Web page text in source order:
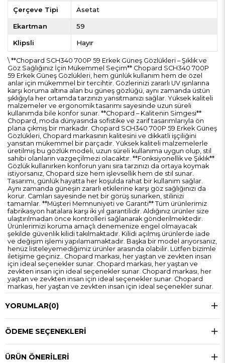
Çerçeve Tipi Asetat
Ekartman 59
Klipsli Hayır
\ **Chopard SCH340 700P 59 Erkek Güneş Gözlükleri – Şıklık ve
Göz Sağlığınız İçin Mükemmel Seçim** Chopard SCH340 700P
59 Erkek Güneş Gözlükleri, hem günlük kullanım hem de özel
anlar için mükemmel bir tercihtir. Gözlerinizi zararlı UV ışınlarına
karşı koruma altına alan bu güneş gözlüğü, aynı zamanda üstün
şıklığıyla her ortamda tarzınızı yansıtmanızı sağlar. Yüksek kaliteli
malzemeler ve ergonomik tasarımı sayesinde uzun süreli
kullanımda bile konfor sunar. **Chopard – Kalitenin Simgesi**
Chopard, moda dünyasında sofistike ve zarif tasarımlarıyla ön
plana çıkmış bir markadır. Chopard SCH340 700P 59 Erkek Güneş
Gözlükleri, Chopard markasının kalitesini ve dikkatli işçiliğini
yansıtan mükemmel bir parçadır. Yüksek kaliteli malzemelerle
üretilmiş bu gözlük modeli, uzun süreli kullanıma uygun olup, stil
sahibi olanların vazgeçilmezi olacaktır. **Fonksiyonellik ve Şıklık**
Gözlük kullanırken konforun yanı sıra tarzınızı da ortaya koymak
istiyorsanız, Chopard size hem işlevsellik hem de stil sunar.
Tasarımı, günlük hayatta her koşulda rahat bir kullanım sağlar.
Aynı zamanda güneşin zararlı etkilerine karşı göz sağlığınızı da
korur. Camları sayesinde net bir görüş sunarken, stilinizi
tamamlar. **Müşteri Memnuniyeti ve Garanti** Tüm ürünlerimiz
fabrikasyon hatalara karşı iki yıl garantilidir. Aldığınız ürünler size
ulaştırılmadan önce kontrolleri sağlanarak gönderilmektedir.
Ürünlerimizi koruma amaçlı denemenize engel olmayacak
şekilde güvenlik kilidi takılmaktadır. Kilidi açılmış ürünlerde iade
ve değişim işlemi yapılamamaktadır. Başka bir model arıyorsanız,
henüz listeleyemediğimiz ürünler arasında olabilir. Lütfen bizimle
iletişime geçiniz.. Chopard markası, her yaştan ve zevkten insan
için ideal seçenekler sunar. Chopard markası, her yaştan ve
zevkten insan için ideal seçenekler sunar. Chopard markası, her
yaştan ve zevkten insan için ideal seçenekler sunar. Chopard
markası, her yaştan ve zevkten insan için ideal seçenekler sunar.
YORUMLAR(0)
ÖDEME SEÇENEKLERI
ÜRÜN ÖNERILERI